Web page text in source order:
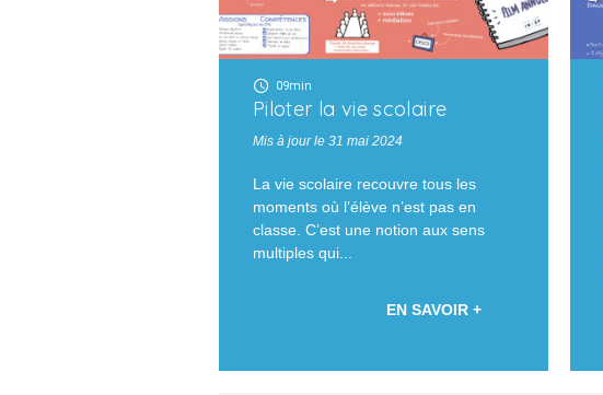
09min
Piloter la vie scolaire
Mis à jour le 31 mai 2024
La vie scolaire recouvre tous les
moments où l’élève n’est pas en
classe. C’est une notion aux sens
multiples qui...
EN SAVOIR +